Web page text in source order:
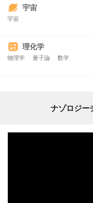
宇宙
宇宙
理化学
物理学 量子論 数学
ナゾロジー